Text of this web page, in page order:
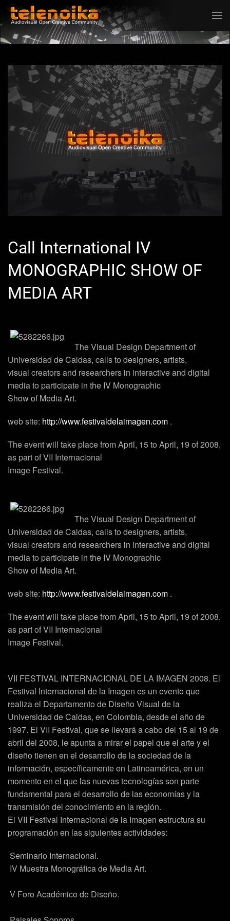
Ir al contenido principal
Call International IV
MONOGRAPHIC SHOW OF
MEDIA ART
The Visual Design Department of
Universidad de Caldas, calls to designers, artists,
visual creators and researchers in interactive and digital
media to participate in the IV Monographic
Show of Media Art.
web site: http://www.festivaldelaimagen.com .
The event will take place from April, 15 to April, 19 of 2008,
as part of VII Internacional
Image Festival.
The Visual Design Department of
Universidad de Caldas, calls to designers, artists,
visual creators and researchers in interactive and digital
media to participate in the IV Monographic
Show of Media Art.
web site: http://www.festivaldelaimagen.com .
The event will take place from April, 15 to April, 19 of 2008,
as part of VII Internacional
Image Festival.
VII FESTIVAL INTERNACIONAL DE LA IMAGEN 2008. El
Festival Internacional de la Imagen es un evento que
realiza el Departamento de Diseño Visual de la
Universidad de Caldas, en Colombia, desde el año de
1997. El VII Festival, que se llevará a cabo del 15 al 19 de
abril del 2008, le apunta a mirar el papel que el arte y el
diseño tienen en el desarrollo de la sociedad de la
información, específicamente en Latinoamérica, en un
momento en el que las nuevas tecnologías son parte
fundamental para el desarrollo de las economías y la
transmisión del conocimiento en la región.
El VII Festival Internacional de la Imagen estructura su
programación en las siguientes actividades:
 Seminario Internacional.
 IV Muestra Monográfica de Media Art.
 V Foro Académico de Diseño.